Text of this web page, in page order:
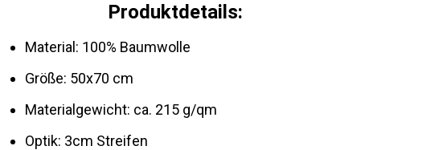
Produktdetails:
Material: 100% Baumwolle
Größe: 50x70 cm
Materialgewicht: ca. 215 g/qm
Optik: 3cm Streifen